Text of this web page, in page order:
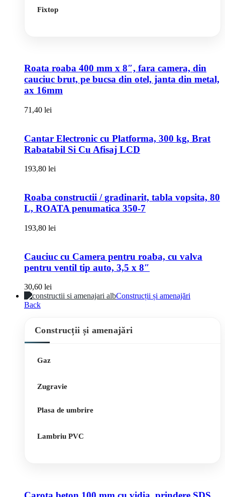
Fixtop
Roata roaba 400 mm x 8″, fara camera, din
cauciuc brut, pe bucsa din otel, janta din metal,
ax 16mm
71,40 lei
Cantar Electronic cu Platforma, 300 kg, Brat
Rabatabil Si Cu Afisaj LCD
193,80 lei
Roaba constructii / gradinarit, tabla vopsita, 80
L, ROATA penumatica 350-7
193,80 lei
Cauciuc cu Camera pentru roaba, cu valva
pentru ventil tip auto, 3,5 x 8″
30,60 lei
Construcții și amenajări
Back
Construcții și amenajări
Gaz
Zugravie
Plasa de umbrire
Lambriu PVC